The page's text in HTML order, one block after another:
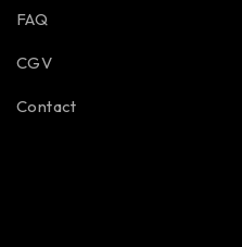
FAQ
CGV
Contact